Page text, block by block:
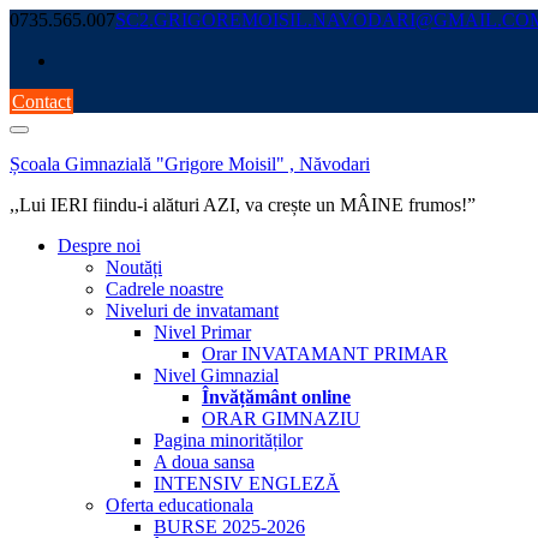
Skip
content
0735.565.007
Contact
Școala Gimnazială "Grigore Moisil" , Năvodari
,,Lui IERI fiindu-i alături AZI, va crește un MÂINE frumos!”
Despre noi
Noutăți
Cadrele noastre
Niveluri de invatamant
Nivel Primar
Orar INVATAMANT PRIMAR
Nivel Gimnazial
Învățământ online
ORAR GIMNAZIU
Pagina minorităților
A doua sansa
INTENSIV ENGLEZĂ
Oferta educationala
BURSE 2025-2026